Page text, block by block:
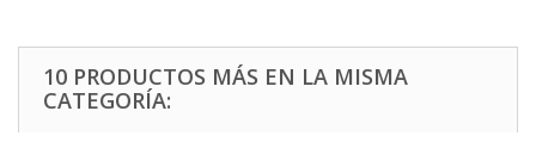
10 PRODUCTOS MÁS EN LA MISMA
CATEGORÍA: